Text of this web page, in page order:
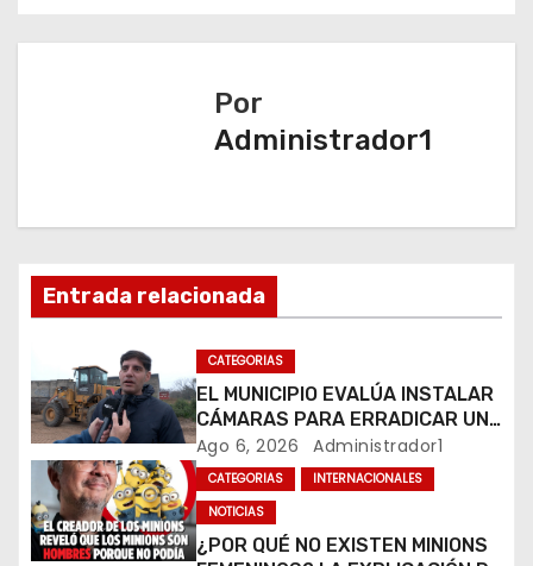
e
i
ó
n
d
e
e
n
Por
Administrador1
Entrada relacionada
CATEGORIAS
EL MUNICIPIO EVALÚA INSTALAR
CÁMARAS PARA ERRADICAR UN
MICROBASURAL AL FINAL DE
CALLE CARDARELLI
Ago 6, 2026 Administrador1
CATEGORIAS
INTERNACIONALES
NOTICIAS
¿POR QUÉ NO EXISTEN MINIONS